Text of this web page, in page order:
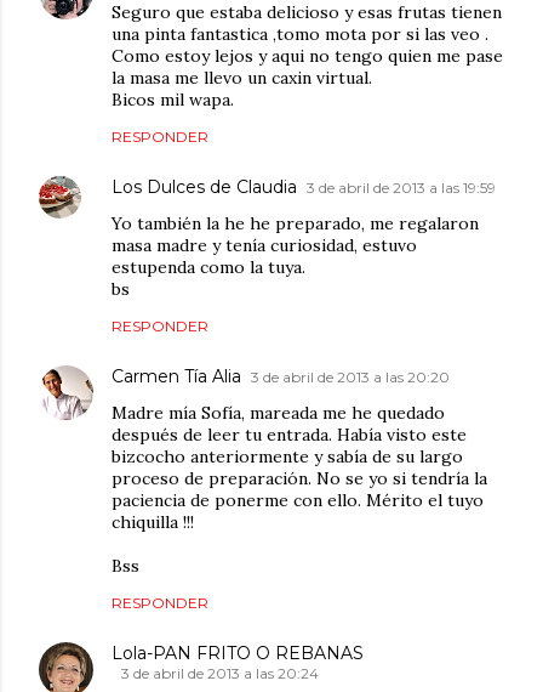
Seguro que estaba delicioso y esas frutas tienen
una pinta fantastica ,tomo mota por si las veo .
Como estoy lejos y aqui no tengo quien me pase
la masa me llevo un caxin virtual.
Bicos mil wapa.
RESPONDER
Los Dulces de Claudia 3 de abril de 2013 a las 19:59
Yo también la he he preparado, me regalaron
masa madre y tenía curiosidad, estuvo
estupenda como la tuya.
bs
RESPONDER
Carmen Tía Alia 3 de abril de 2013 a las 20:20
Madre mía Sofía, mareada me he quedado
después de leer tu entrada. Había visto este
bizcocho anteriormente y sabía de su largo
proceso de preparación. No se yo si tendría la
paciencia de ponerme con ello. Mérito el tuyo
chiquilla !!!
Bss
RESPONDER
Lola-PAN FRITO O REBANAS
3 de abril de 2013 a las 20:24